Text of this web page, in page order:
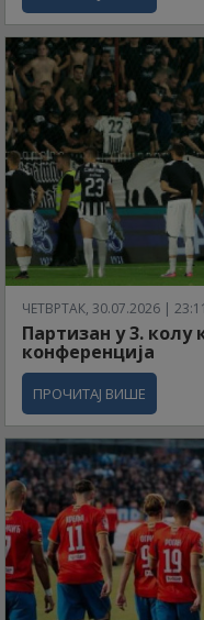
ЧЕТВРТАК, 30.07.2026 | 23:11
Партизан у 3.
конференција
ПРОЧИТАЈ ВИШЕ